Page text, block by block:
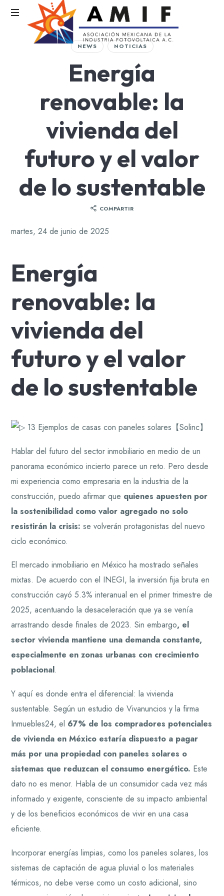
AMIF
Fotovoltaica
NEWS NOTICIAS
Energía
renovable: la
vivienda del
futuro y el valor
de lo sustentable
COMPARTIR
martes, 24 de junio de 2025
Energía
renovable: la
vivienda del
futuro y el valor
de lo sustentable
Hablar del futuro del sector inmobiliario en medio de un
panorama económico incierto parece un reto. Pero desde
mi experiencia como empresaria en la industria de la
construcción, puedo afirmar que quienes apuesten por
la sostenibilidad como valor agregado no solo
resistirán la crisis: se volverán protagonistas del nuevo
ciclo económico.
El mercado inmobiliario en México ha mostrado señales
mixtas. De acuerdo con el INEGI, la inversión fija bruta en
construcción cayó 5.3% interanual en el primer trimestre de
2025, acentuando la desaceleración que ya se venía
arrastrando desde finales de 2023. Sin embargo, el
sector vivienda mantiene una demanda constante,
especialmente en zonas urbanas con crecimiento
poblacional.
Y aquí es donde entra el diferencial: la vivienda
sustentable. Según un estudio de Vivanuncios y la firma
Inmuebles24, el 67% de los compradores potenciales
de vivienda en México estaría dispuesto a pagar
más por una propiedad con paneles solares o
sistemas que reduzcan el consumo energético. Este
dato no es menor. Habla de un consumidor cada vez más
informado y exigente, consciente de su impacto ambiental
y de los beneficios económicos de vivir en una casa
eficiente.
Incorporar energías limpias, como los paneles solares, los
sistemas de captación de agua pluvial o los materiales
térmicos, no debe verse como un costo adicional, sino